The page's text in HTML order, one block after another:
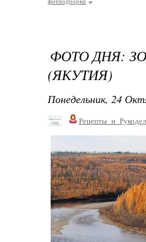
ФОТО ДНЯ:
(ЯКУТИЯ)
Понедельник, 24